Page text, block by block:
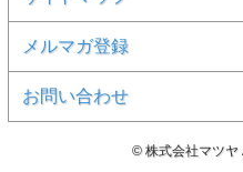
メルマガ登録
お問い合わせ
© 株式会社マツヤ